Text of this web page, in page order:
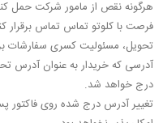
هرگونه نقص از مامور شرکت حمل
فرصت با کلوتو تماس تماس
تحویل، مسئولیت کسری سفارشات
آدرسی که خریدار به عنوان آدرس
درج خواهد شد.
تغییر آدرس درج شده روی فاکتور